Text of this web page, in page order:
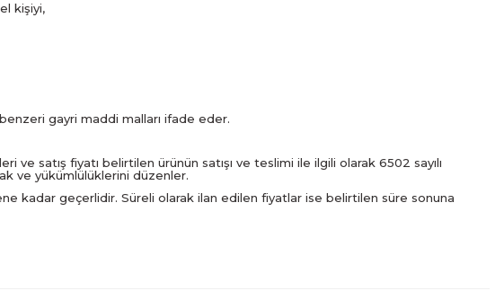
kişiyi,
gayri maddi malları ifade eder.
satış fiyatı belirtilen ürünün satışı ve teslimi ile ilgili olarak 6502 sayılı
ve yükümlülüklerini düzenler.
kadar geçerlidir. Süreli olarak ilan edilen fiyatlar ise belirtilen süre sonuna